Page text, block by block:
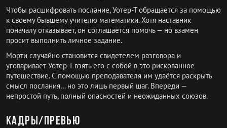
Чтобы расшифровать послание, Уотер-Т обращается за помощью
к своему бывшему учителю математики. Хотя наставник
поначалу отказывает, он соглашается помочь — но взамен
просит выполнить личное задание.
Морти случайно становится свидетелем разговора и
уговаривает Уотер-Т взять его с собой в это рискованное
путешествие. С помощью преподавателя им удаётся раскрыть
смысл послания… но это лишь первый шаг. Впереди —
непростой путь, полный опасностей и неожиданных союзов.
Кадры/превью